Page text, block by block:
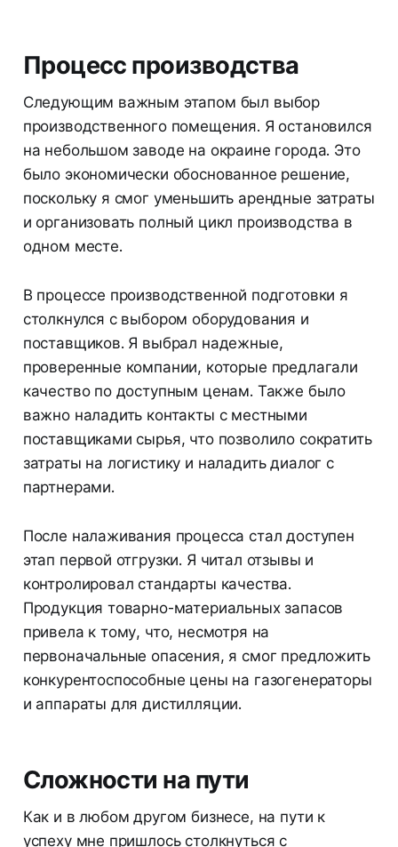
Процесс производства
Следующим важным этапом был выбор
производственного помещения. Я остановился
на небольшом заводе на окраине города. Это
было экономически обоснованное решение,
поскольку я смог уменьшить арендные затраты
и организовать полный цикл производства в
одном месте.
В процессе производственной подготовки я
столкнулся с выбором оборудования и
поставщиков. Я выбрал надежные,
проверенные компании, которые предлагали
качество по доступным ценам. Также было
важно наладить контакты с местными
поставщиками сырья, что позволило сократить
затраты на логистику и наладить диалог с
партнерами.
После налаживания процесса стал доступен
этап первой отгрузки. Я читал отзывы и
контролировал стандарты качества.
Продукция товарно-материальных запасов
привела к тому, что, несмотря на
первоначальные опасения, я смог предложить
конкурентоспособные цены на газогенераторы
и аппараты для дистилляции.
Сложности на пути
Как и в любом другом бизнесе, на пути к
успеху мне пришлось столкнуться с